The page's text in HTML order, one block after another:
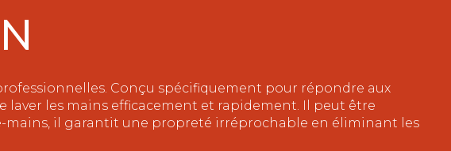
Conçu spécifiquement pour répondre aux
laver les mains efficacement et rapidement. Il peut être
mains, il garantit une propreté irréprochable en éliminant les